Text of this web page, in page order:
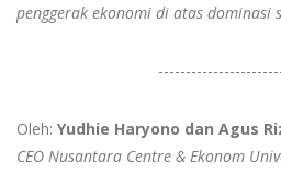
penggerak ekonomi di atas dominasi
Oleh: Yudhie Haryono dan Agus
CEO Nusantara Centre & Ekonom